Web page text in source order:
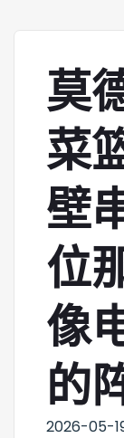
莫
菜
壁
位
像
的
2026-05-